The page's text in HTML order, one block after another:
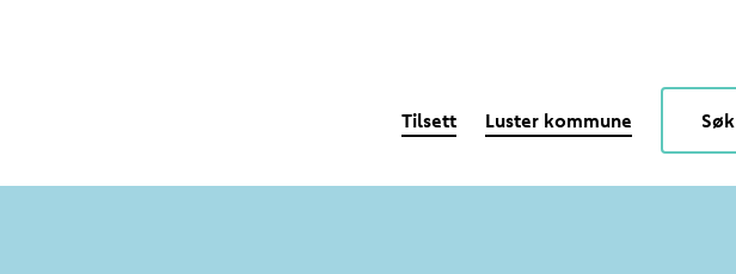
Tilsett Luster kommune Søk